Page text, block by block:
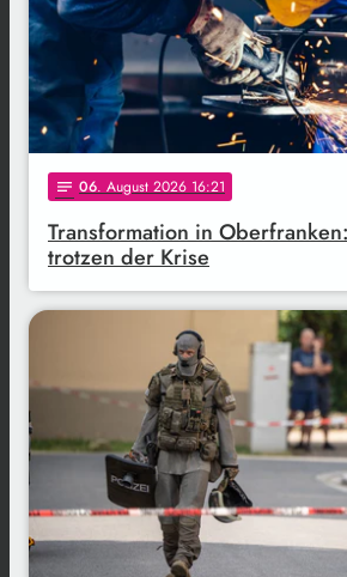
notes 06. August 2026 16:21
Transformation in
trotzen der Krise